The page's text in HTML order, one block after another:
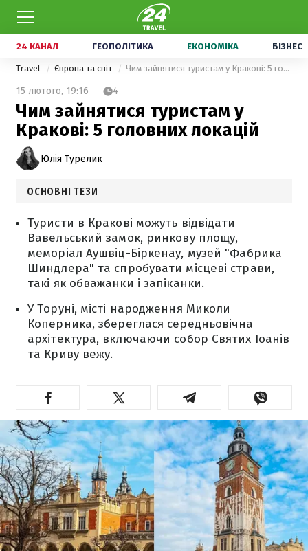
24 КАНАЛ ГЕОПОЛІТИКА ЕКОНОМІКА БІЗНЕС
Travel Європа та світ Чим зайнятися туристам у Кракові: 5 головних локацій
15 лютого, 19:16 4
Чим зайнятися туристам у
Кракові: 5 головних локацій
Юлія Турелик
ОСНОВНІ ТЕЗИ
Туристи в Кракові можуть відвідати
Вавельський замок, ринкову площу,
меморіал Аушвіц-Біркенау, музей "Фабрика
Шиндлера" та спробувати місцеві страви,
такі як обважанки і запіканки.
У Торуні, місті народження Миколи
Коперника, збереглася середньовічна
архітектура, включаючи собор Святих Іоанів
та Криву вежу.